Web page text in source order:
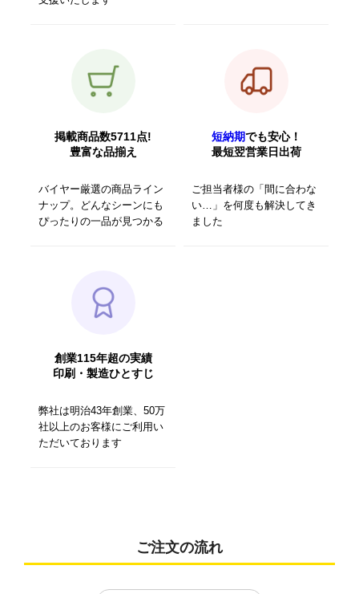
掲載商品数5711点!
豊富な品揃え
バイヤー厳選の商品ライン
ナップ。どんなシーンにも
ぴったりの一品が見つかる
短納期でも安心！
最短翌営業日出荷
ご担当者様の「間に合わな
い…」を何度も解決してき
ました
創業115年超の実績
印刷・製造ひとすじ
弊社は明治43年創業、50万
社以上のお客様にご利用い
ただいております
ご注文の流れ